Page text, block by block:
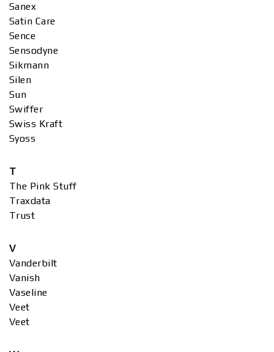
Sanex
Satin Care
Sence
Sensodyne
Sikmann
Silen
Sun
Swiffer
Swiss Kraft
Syoss
T
The Pink Stuff
Traxdata
Trust
V
Vanderbilt
Vanish
Vaseline
Veet
Veet